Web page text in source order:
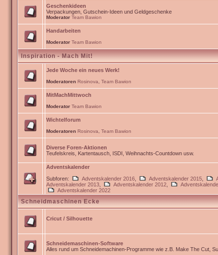
Geschenkideen
Verpackungen, Gutschein-Ideen und Geldgeschenke
Moderator Team Bawion
Handarbeiten
Moderator Team Bawion
Inspiration - Mach Mit!
Jede Woche ein neues Werk!
Moderatoren Rosinova Team Bawion
MitMachMittwoch
Moderator Team Bawion
Wichtelforum
Moderatoren Rosinova Team Bawion
Diverse Foren-Aktionen
Teufelskreis, Kartentausch, ISDI, Weihnachts-Countdown usw.
Adventskalender
Subforen:
Adventskalender 2016 Adventskalender 2015
Adventskalender 2013
Adventskalender 2012
Adventskalender 2022
Schneidmaschinen Ecke
Cricut / Silhouette
Schneidemaschinen-Software
Alles rund um Schneidemachinen-Programme wie z.B. Make The Cut,